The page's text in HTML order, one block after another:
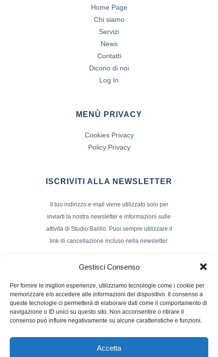
Gestisci Consenso
Per fornire le migliori esperienze, utilizziamo tecnologie come i cookie per
memorizzare e/o accedere alle informazioni del dispositivo. Il consenso a
queste tecnologie ci permetterà di elaborare dati come il comportamento di
navigazione o ID unici su questo sito. Non acconsentire o ritirare il
consenso può influire negativamente su alcune caratteristiche e funzioni.
Accetta
Home Page
Chi siamo
Servizi
News
Contatti
Dicono di noi
Log In
MENÙ PRIVACY
Cookies Privacy
Policy Privacy
ISCRIVITI ALLA NEWSLETTER
Il tuo indirizzo e-mail viene utilizzato solo per
inviarti la nostra newsletter e informazioni sulle
attività di Studio Balillo. Puoi sempre utilizzare il
link di cancellazione incluso nella newsletter.
Nome e Cognome